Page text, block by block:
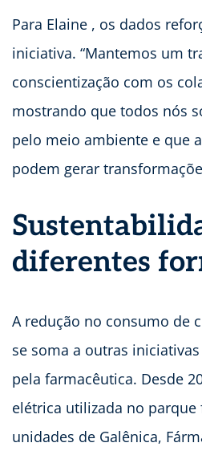
Para Elaine , os dados
iniciativa. “Mantemos um
conscientização com os
mostrando que todos nós
pelo meio ambiente e que
podem gerar
diferentes
A redução no consumo de
se soma a outras
pela farmacêutica. Desde
elétrica utilizada no parque
unidades de Galênica,